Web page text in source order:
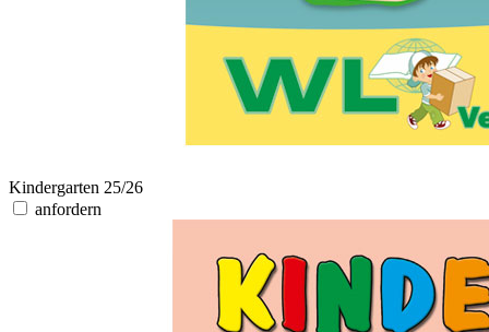
Kindergarten 25/26
anfordern